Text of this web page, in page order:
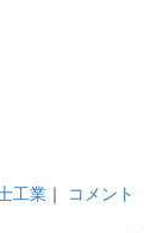
工業 ｜ コメント